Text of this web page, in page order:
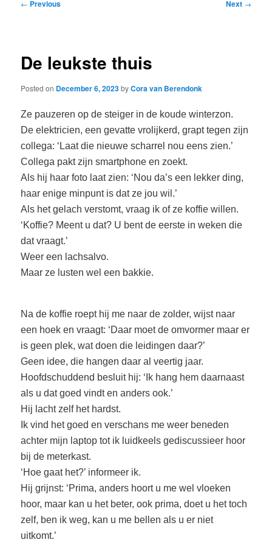
← Previous Next →
De leukste thuis
Posted on December 6, 2023byCora van Berendonk
Ze pauzeren op de steiger in de koude winterzon.
De elektricien, een gevatte vrolijkerd, grapt tegen zijn
collega: ‘Laat die nieuwe scharrel nou eens zien.’
Collega pakt zijn smartphone en zoekt.
Als hij haar foto laat zien: ‘Nou da’s een lekker ding,
haar enige minpunt is dat ze jou wil.’
Als het gelach verstomt, vraag ik of ze koffie willen.
‘Koffie? Meent u dat? U bent de eerste in weken die
dat vraagt.’
Weer een lachsalvo.
Maar ze lusten wel een bakkie.
Na de koffie roept hij me naar de zolder, wijst naar
een hoek en vraagt: ‘Daar moet de omvormer maar er
is geen plek, wat doen die leidingen daar?’
Geen idee, die hangen daar al veertig jaar.
Hoofdschuddend besluit hij: ‘Ik hang hem daarnaast
als u dat goed vindt en anders ook.’
Hij lacht zelf het hardst.
Ik vind het goed en verschans me weer beneden
achter mijn laptop tot ik luidkeels gediscussieer hoor
bij de meterkast.
‘Hoe gaat het?’ informeer ik.
Hij grijnst: ‘Prima, anders hoort u me wel vloeken
hoor, maar kan u het beter, ook prima, doet u het toch
zelf, ben ik weg, kan u me bellen als u er niet
uitkomt.’